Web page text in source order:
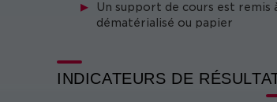
Un support de cours est
dématérialisé ou papier
INDICATEURS DE